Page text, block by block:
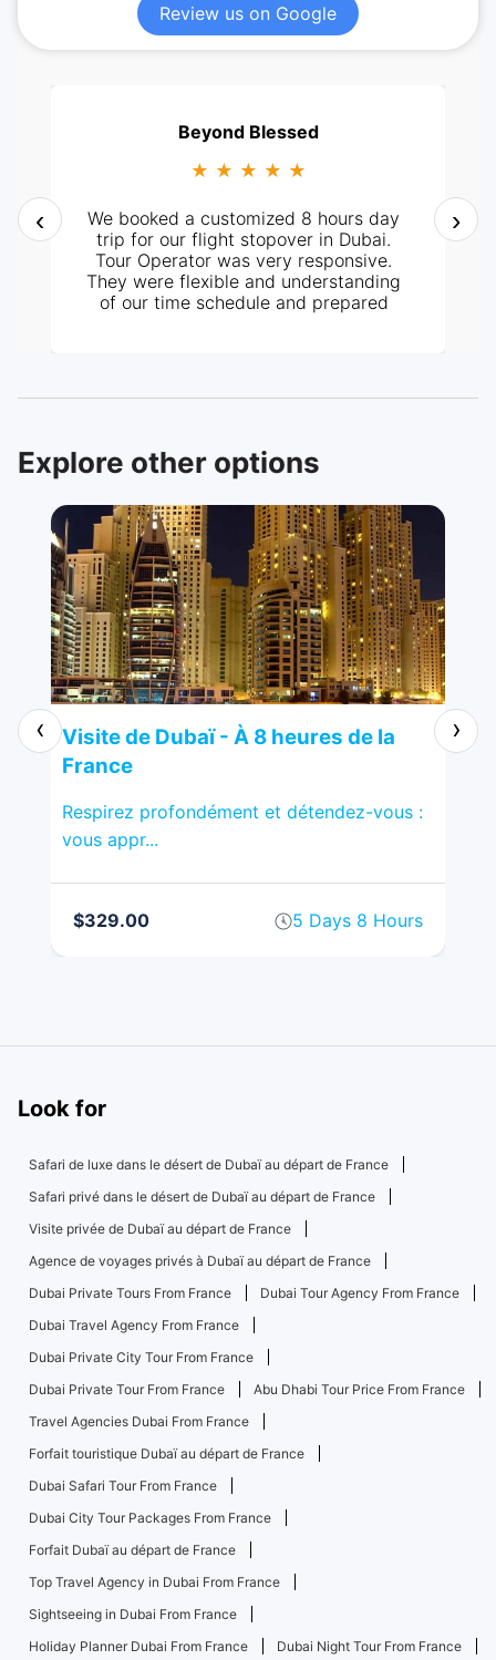
Review us on Google
Beyond Blessed
★ ★ ★ ★ ★
We booked a customized 8 hours day
trip for our flight stopover in Dubai.
Tour Operator was very responsive.
They were flexible and understanding
of our time schedule and prepared
‹ ›
Explore other options
Visite de Dubaï - À 8 heures de la
France
Respirez profondément et détendez-vous :
vous appr...
$329.00 5 Days 8 Hours
‹ ›
Look for
Safari de luxe dans le désert de Dubaï au départ de France
Safari privé dans le désert de Dubaï au départ de France
Visite privée de Dubaï au départ de France
Agence de voyages privés à Dubaï au départ de France
Dubai Private Tours From France
Dubai Tour Agency From France
Dubai Travel Agency From France
Dubai Private City Tour From France
Dubai Private Tour From France
Abu Dhabi Tour Price From France
Travel Agencies Dubai From France
Forfait touristique Dubaï au départ de France
Dubai Safari Tour From France
Dubai City Tour Packages From France
Forfait Dubaï au départ de France
Top Travel Agency in Dubai From France
Sightseeing in Dubai From France
Holiday Planner Dubai From France
Dubai Night Tour From France